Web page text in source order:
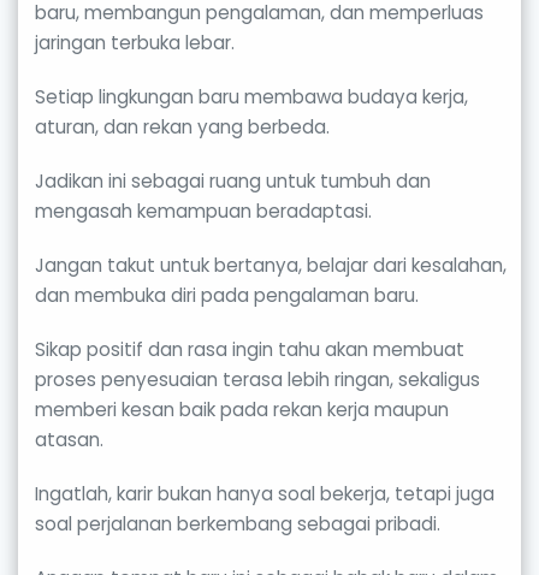
baru, membangun pengalaman, dan memperluas
jaringan terbuka lebar.
Setiap lingkungan baru membawa budaya kerja,
aturan, dan rekan yang berbeda.
Jadikan ini sebagai ruang untuk tumbuh dan
mengasah kemampuan beradaptasi.
Jangan takut untuk bertanya, belajar dari kesalahan,
dan membuka diri pada pengalaman baru.
Sikap positif dan rasa ingin tahu akan membuat
proses penyesuaian terasa lebih ringan, sekaligus
memberi kesan baik pada rekan kerja maupun
atasan.
Ingatlah, karir bukan hanya soal bekerja, tetapi juga
soal perjalanan berkembang sebagai pribadi.